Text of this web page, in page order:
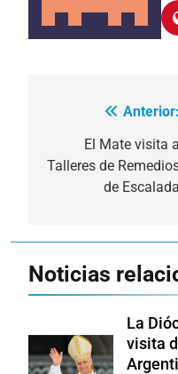
Navegación
entradas
Anterior:
El Mate visita a
Talleres de
de Escalada
Noticias
La
visita